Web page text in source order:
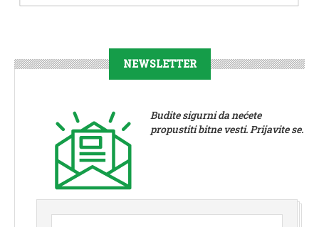
NEWSLETTER
Budite sigurni da nećete
propustiti bitne vesti. Prijavite se.